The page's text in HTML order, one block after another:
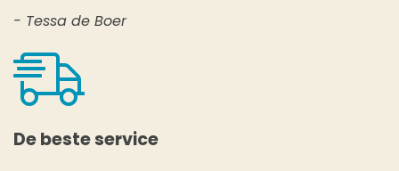
- Tessa de Boer
De beste service